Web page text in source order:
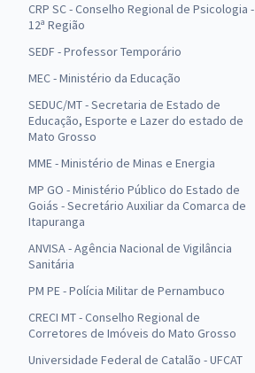
CRP SC - Conselho Regional de Psicologia -
12ª Região
SEDF - Professor Temporário
MEC - Ministério da Educação
SEDUC/MT - Secretaria de Estado de
Educação, Esporte e Lazer do estado de
Mato Grosso
MME - Ministério de Minas e Energia
MP GO - Ministério Público do Estado de
Goiás - Secretário Auxiliar da Comarca de
Itapuranga
ANVISA - Agência Nacional de Vigilância
Sanitária
PM PE - Polícia Militar de Pernambuco
CRECI MT - Conselho Regional de
Corretores de Imóveis do Mato Grosso
Universidade Federal de Catalão - UFCAT